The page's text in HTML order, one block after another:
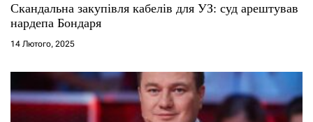
Скандальна закупівля кабелів для УЗ: суд арештував
нардепа Бондаря
14 Лютого, 2025